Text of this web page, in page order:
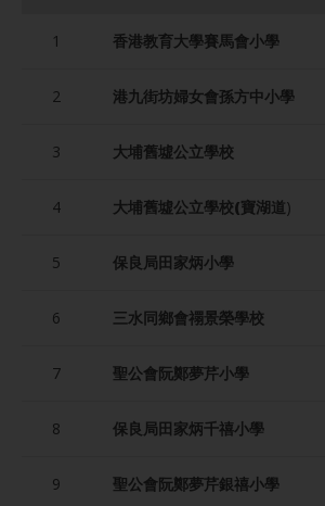
1 香港教育大學賽馬會小學
2 港九街坊婦女會孫方中小學
3 大埔舊墟公立學校
4 大埔舊墟公立學校(寶湖道)
5 保良局田家炳小學
6 三水同鄉會禤景榮學校
7 聖公會阮鄭夢芹小學
8 保良局田家炳千禧小學
9 聖公會阮鄭夢芹銀禧小學